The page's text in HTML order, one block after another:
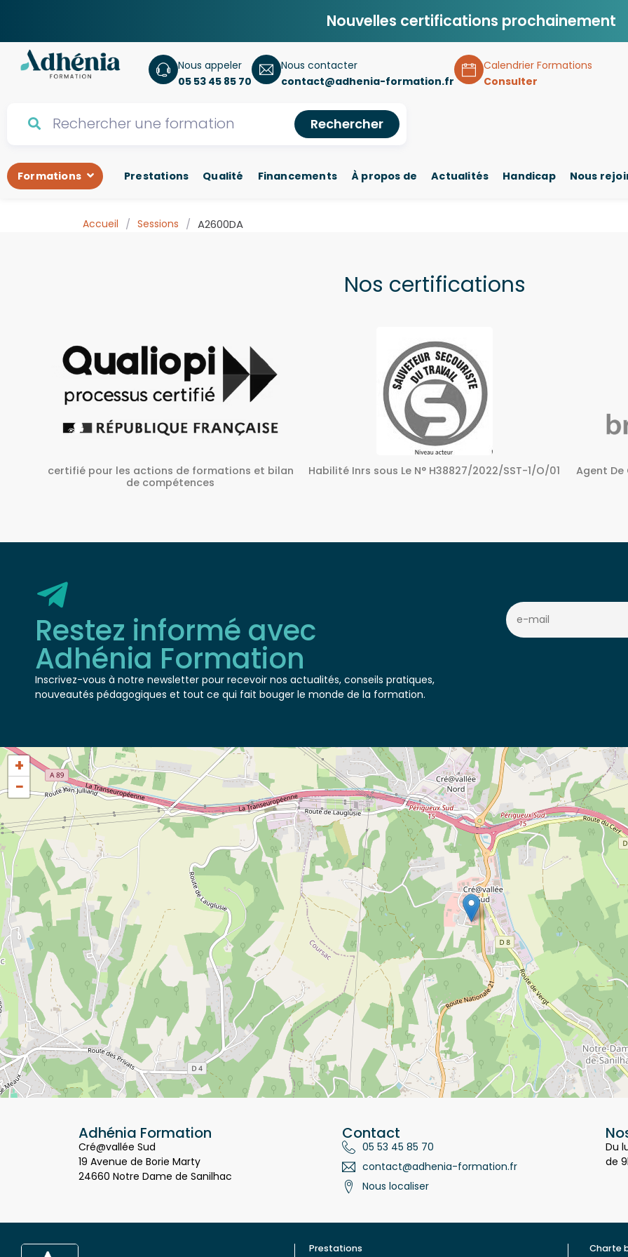
Nouvelles certifications prochainement
Nous appeler
05 53 45 85 70
Nous contacter
contact@adhenia-formation.fr
Calendrier Formations
Consulter
Rechercher
Formations Prestations Qualité Financements À propos de Actualités Handicap Nous
Accueil / Sessions / A2600DA
Nos certifications
Habilité Inrs sous Le N° H38827/2022/SST-1/O/01 Agent De Certification sous Le N° 72240158724 Centre
Restez informé avec
Adhénia Formation
Inscrivez-vous à notre newsletter pour recevoir nos actualités, conseils pratiques,
nouveautés pédagogiques et tout ce qui fait bouger le monde de la formation.
+
−
Cré@vallée Sud
19 Avenue de Borie Marty
24660 Notre Dame de Sanilhac
05 53 45 85 70
contact@adhenia-formation.fr
Nous localiser
Du
de